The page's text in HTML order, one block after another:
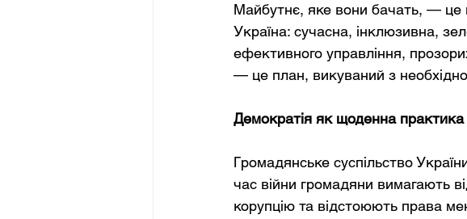
Майбутнє, яке вони бачать, — це
Україна: сучасна, інклюзивна,
ефективного управління,
— це план, викуваний з
Демократія як щоденна практика
Громадянське суспільство
час війни громадяни вимагають
корупцію та відстоюють права